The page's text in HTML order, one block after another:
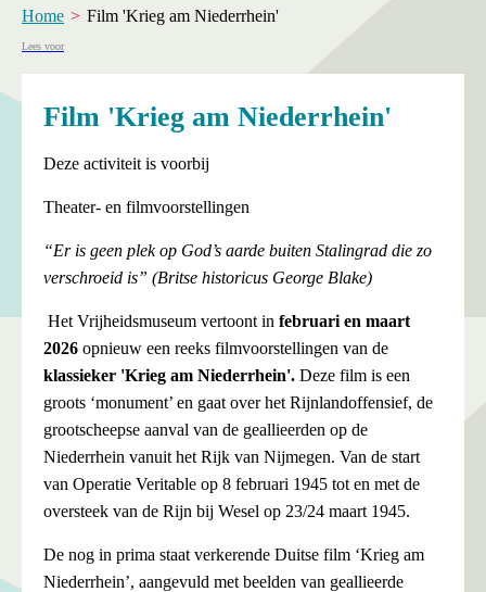
Home Film 'Krieg am Niederrhein'
Lees voor
Film 'Krieg am Niederrhein'
Deze activiteit is voorbij
Theater- en filmvoorstellingen
“Er is geen plek op God’s aarde buiten Stalingrad die zo
verschroeid is” (Britse historicus George Blake)
Het Vrijheidsmuseum vertoont in februari en maart
2026 opnieuw een reeks filmvoorstellingen van de
klassieker 'Krieg am Niederrhein'. Deze film is een
groots ‘monument’ en gaat over het Rijnlandoffensief, de
grootscheepse aanval van de geallieerden op de
Niederrhein vanuit het Rijk van Nijmegen. Van de start
van Operatie Veritable op 8 februari 1945 tot en met de
oversteek van de Rijn bij Wesel op 23/24 maart 1945.
De nog in prima staat verkerende Duitse film ‘Krieg am
Niederrhein’, aangevuld met beelden van geallieerde